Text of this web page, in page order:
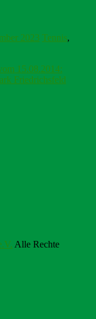
2023 Tennis,
15.08.2014:
Friedrichsfeld
Alle Rechte